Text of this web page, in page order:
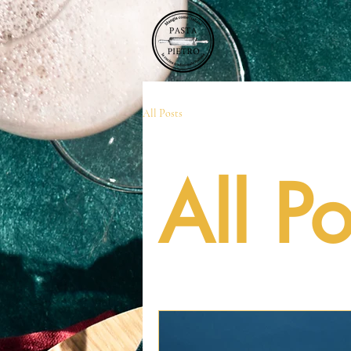
All Posts
All